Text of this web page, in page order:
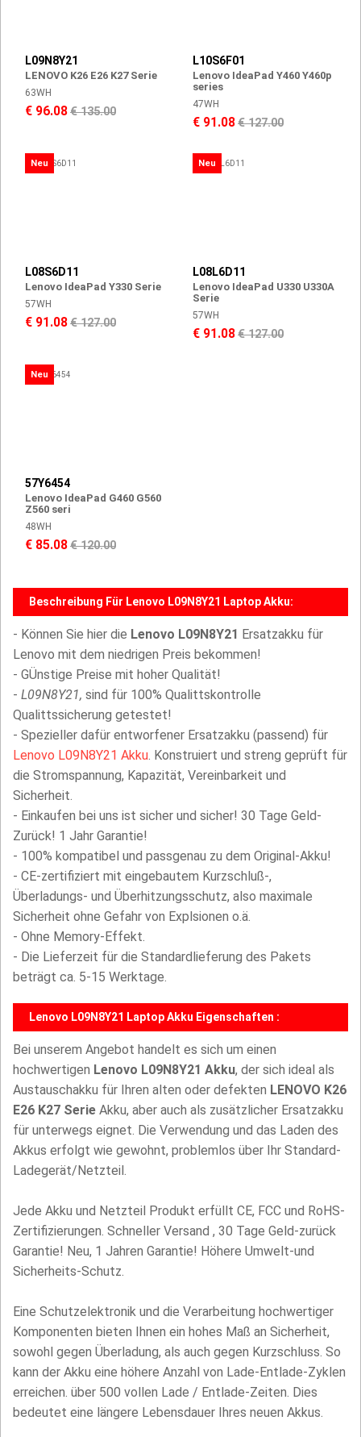
L09N8Y21
LENOVO K26 E26 K27 Serie
63WH
€ 96.08€ 135.00
L10S6F01
Lenovo IdeaPad Y460 Y460p
series
47WH
€ 91.08€ 127.00
Neu
L08S6D11
Lenovo IdeaPad Y330 Serie
57WH
€ 91.08€ 127.00
Neu
L08L6D11
Lenovo IdeaPad U330 U330A
Serie
57WH
€ 91.08€ 127.00
Neu
57Y6454
Lenovo IdeaPad G460 G560
Z560 seri
48WH
€ 85.08€ 120.00
Beschreibung Für Lenovo L09N8Y21 Laptop Akku:
- Können Sie hier die Lenovo L09N8Y21 Ersatzakku für
Lenovo mit dem niedrigen Preis bekommen!
- GÜnstige Preise mit hoher Qualität!
- L09N8Y21, sind für 100% Qualittskontrolle
Qualittssicherung getestet!
- Spezieller dafür entworfener Ersatzakku (passend) für
Lenovo L09N8Y21 Akku. Konstruiert und streng geprüft für
die Stromspannung, Kapazität, Vereinbarkeit und
Sicherheit.
- Einkaufen bei uns ist sicher und sicher! 30 Tage Geld-
Zurück! 1 Jahr Garantie!
- 100% kompatibel und passgenau zu dem Original-Akku!
- CE-zertifiziert mit eingebautem Kurzschluß-,
Überladungs- und Überhitzungsschutz, also maximale
Sicherheit ohne Gefahr von Explsionen o.ä.
- Ohne Memory-Effekt.
- Die Lieferzeit für die Standardlieferung des Pakets
beträgt ca. 5-15 Werktage.
Lenovo L09N8Y21 Laptop Akku Eigenschaften :
Bei unserem Angebot handelt es sich um einen
hochwertigen Lenovo L09N8Y21 Akku, der sich ideal als
Austauschakku für Ihren alten oder defekten LENOVO K26
E26 K27 Serie Akku, aber auch als zusätzlicher Ersatzakku
für unterwegs eignet. Die Verwendung und das Laden des
Akkus erfolgt wie gewohnt, problemlos über Ihr Standard-
Ladegerät/Netzteil.
Jede Akku und Netzteil Produkt erfüllt CE, FCC und RoHS-
Zertifizierungen. Schneller Versand , 30 Tage Geld-zurück
Garantie! Neu, 1 Jahren Garantie! Höhere Umwelt-und
Sicherheits-Schutz.
Eine Schutzelektronik und die Verarbeitung hochwertiger
Komponenten bieten Ihnen ein hohes Maß an Sicherheit,
sowohl gegen Überladung, als auch gegen Kurzschluss. So
kann der Akku eine höhere Anzahl von Lade-Entlade-Zyklen
erreichen. über 500 vollen Lade / Entlade-Zeiten. Dies
bedeutet eine längere Lebensdauer Ihres neuen Akkus.